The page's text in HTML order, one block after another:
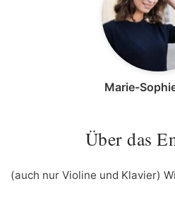
Marie-
Über das
(auch nur Violine und Klavier)